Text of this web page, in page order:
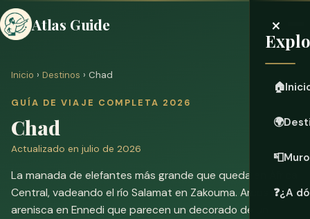
Atlas Guide ×
🏠
🌍
📮
❓¿A
Inicio › Destinos › Chad
GUÍA DE VIAJE COMPLETA 2026
Chad
Actualizado en julio de 2026
La manada de elefantes más grande que queda en África
Central, vadeando el río Salamat en Zakouma. Arcos de
arenisca en Ennedi que parecen un decorado de un